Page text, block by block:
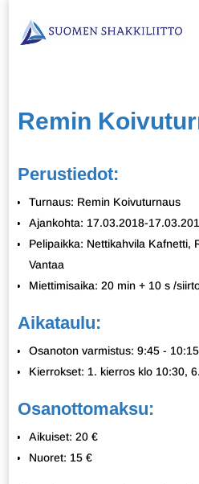
Remin
Perustiedot:
Turnaus: Remin Koivuturnaus
Ajankohta: 17.03.2018-
Pelipaikka: Nettikahvila Kafnetti,
Vantaa
Miettimisaika: 20 min + 10 s /
Aikataulu:
Osanoton varmistus: 9:45 - 10:15
Kierrokset: 1. kierros klo 10:30,
Osanottomaksu:
Aikuiset: 20 €
Nuoret: 15 €